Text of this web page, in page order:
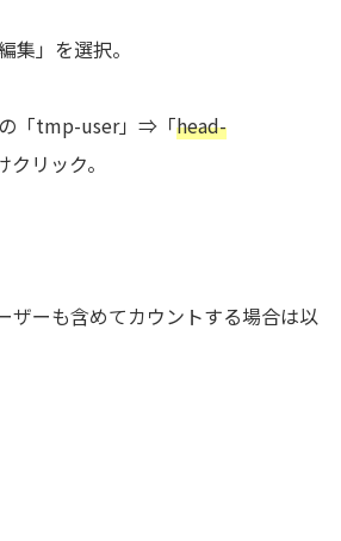
集」を選択。
「tmp-user」⇒「head-
クリック。
ザーも含めてカウントする場合は以